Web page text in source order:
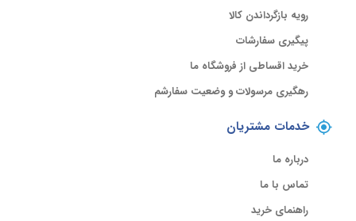
رویه بازگرداندن کالا
پیگیری سفارشات
خرید اقساطی از فروشگاه ما
رهگیری مرسولات و وضعیت سفارشم
خدمات مشتریان
درباره ما
تماس با ما
راهنمای خرید